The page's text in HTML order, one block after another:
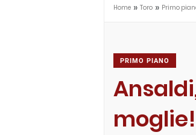
Home » Toro » Primo
PRIMO PIANO
moglie!